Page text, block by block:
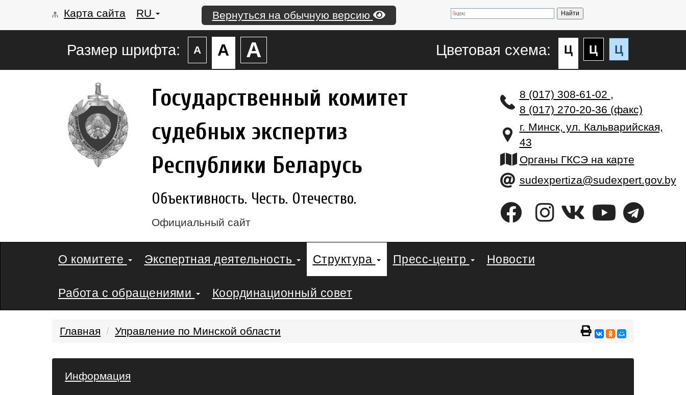
Карта сайта RU Вернуться на обычную версию
Размер шрифта: А А А Цветовая схема: Ц Ц Ц
Государственный комитет
судебных экспертиз
Республики Беларусь
Объективность. Честь. Отечество.
Официальный сайт
8 (017) 308-61-02 ,
8 (017) 270-20-36 (факс)
г. Минск, ул. Кальварийская,
43
Органы ГКСЭ на карте
sudexpertiza@sudexpert.gov.by
О комитете Экспертная деятельность Структура Пресс-центр Новости
Работа с обращениями Координационный совет
Главная Управление по Минской области
Информация